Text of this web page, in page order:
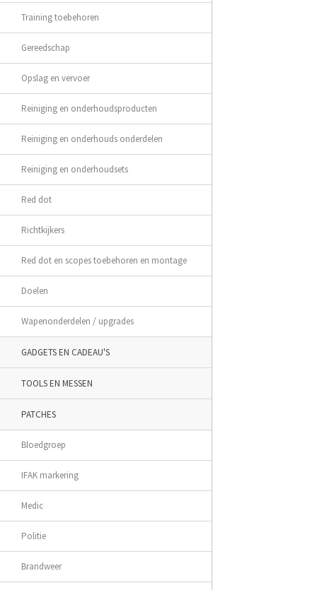
Training toebehoren
Gereedschap
Opslag en vervoer
Reiniging en onderhoudsproducten
Reiniging en onderhouds onderdelen
Reiniging en onderhoudsets
Red dot
Richtkijkers
Red dot en scopes toebehoren en montage
Doelen
Wapenonderdelen / upgrades
GADGETS EN CADEAU'S
TOOLS EN MESSEN
PATCHES
Bloedgroep
IFAK markering
Medic
Politie
Brandweer